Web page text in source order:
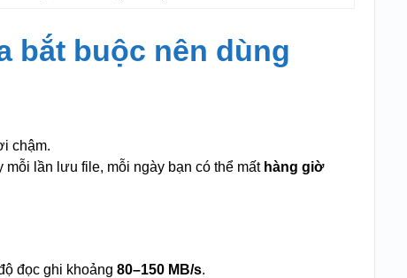
bắt buộc nên dùng
chậm.
lần lưu file, mỗi ngày bạn có thể mất hàng giờ
đọc ghi khoảng80–150 MB/s.